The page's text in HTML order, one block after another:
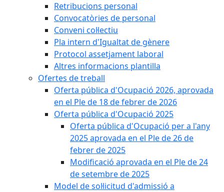
Retribucions personal
Convocatòries de personal
Conveni col·lectiu
Pla intern d'Igualtat de gènere
Protocol assetjament laboral
Altres informacions plantilla
Ofertes de treball
Oferta pública d'Ocupació 2026, aprovada
en el Ple de 18 de febrer de 2026
Oferta pública d'Ocupació 2025
Oferta pública d'Ocupació per a l'any
2025 aprovada en el Ple de 26 de
febrer de 2025
Modificació aprovada en el Ple de 24
de setembre de 2025
Model de sol·licitud d'admissió a